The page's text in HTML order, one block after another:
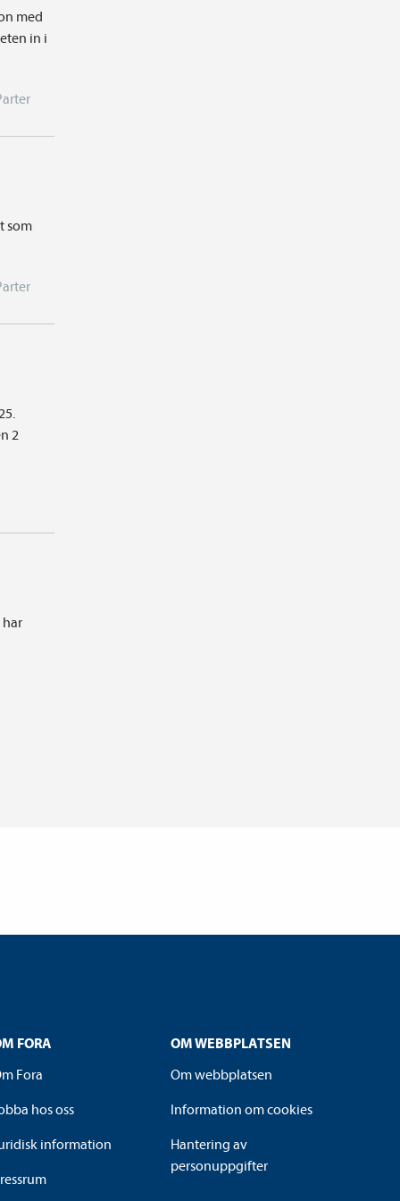
med
in i
som
2
FORA
Fora
hos oss
information
OM WEBBPLATSEN
Om webbplatsen
Information om cookies
Hantering av
personuppgifter